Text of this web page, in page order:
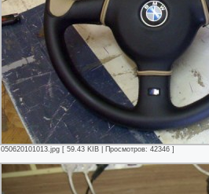
050620101013.jpg [ 59.43 KIB | Просмотров: 42346 ]